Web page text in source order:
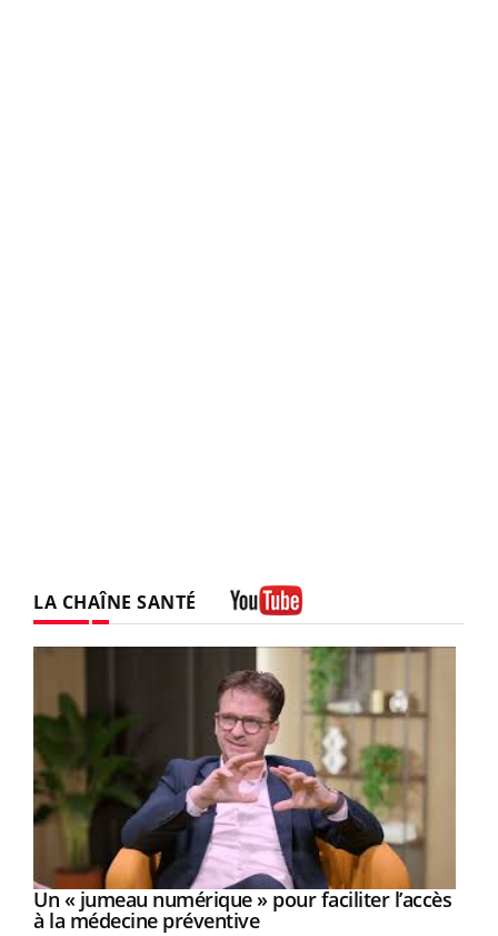
LA CHAÎNE SANTÉ
Youtube
Un « jumeau numérique » pour faciliter l’accès
à la médecine préventiveYoutube